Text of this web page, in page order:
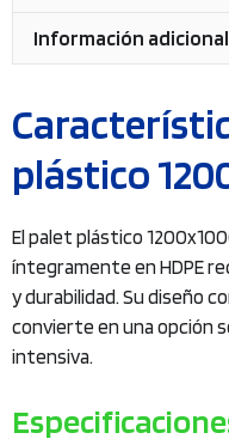
Información adicional
plástico
El palet plástico
íntegramente en HDPE
y durabilidad. Su diseño
convierte en una opción
intensiva.